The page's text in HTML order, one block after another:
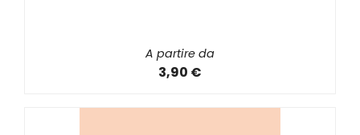
A partire da
3,90 €